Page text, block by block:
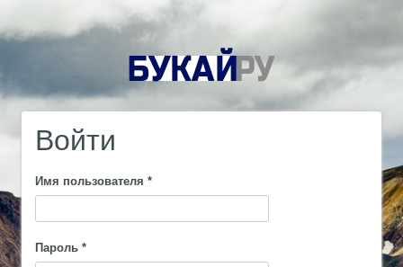
Войти
Имя пользователя *
Пароль *